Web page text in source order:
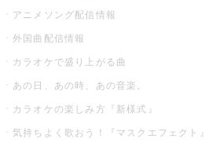
アニメソング配信情報
外国曲配信情報
カラオケで盛り上がる曲
あの日、あの時、あの音楽。
カラオケの楽しみ方『新様式』
気持ちよく歌おう！『マスクエフェクト』